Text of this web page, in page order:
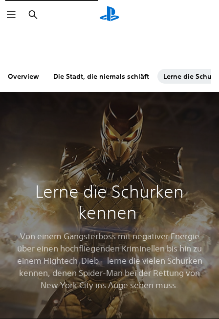
Suchen
Overview Die Stadt, die niemals schläft Lerne die
Lerne die Schurken
kennen
Von einem Gangsterboss mit negativer Energie
über einen hochfliegenden Kriminellen bis hin zu
einem Hightech-Dieb – lerne die vielen Schurken
kennen, denen Spider-Man bei der Rettung von
New York City ins Auge sehen muss.